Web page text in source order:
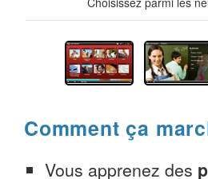
Comment ça
Vous apprenez des